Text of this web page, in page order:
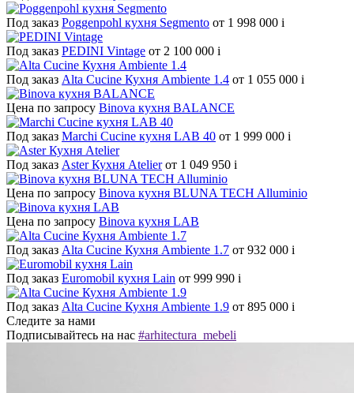
Под заказ Poggenpohl кухня Segmento от 1 998 000 i
Под заказ PEDINI Vintage от 2 100 000 i
Под заказ Alta Cucine Кухня Ambiente 1.4 от 1 055 000 i
Цена по запросу Binova кухня BALANCE
Под заказ Marchi Cucine кухня LAB 40 от 1 999 000 i
Под заказ Aster Кухня Atelier от 1 049 950 i
Цена по запросу Binova кухня BLUNA TECH Alluminio
Цена по запросу Binova кухня LAB
Под заказ Alta Cucine Кухня Ambiente 1.7 от 932 000 i
Под заказ Euromobil кухня Lain от 999 990 i
Под заказ Alta Cucine Кухня Ambiente 1.9 от 895 000 i
Следите за нами
Подписывайтесь на нас #arhitectura_mebeli